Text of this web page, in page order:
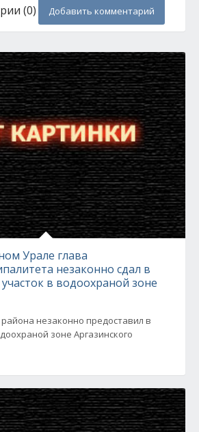
(0) Добавить комментарий
Урале глава
незаконно сдал в
в водоохраной зоне
незаконно предоставил в
зоне Аргазинского